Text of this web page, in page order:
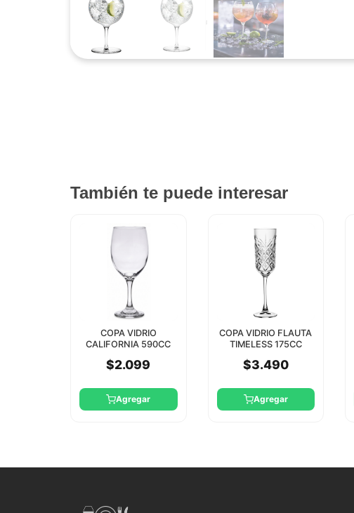
También te puede interesar
COPA VIDRIO
CALIFORNIA 590CC
$2.099
Agregar
COPA VIDRIO FLAUTA
TIMELESS 175CC
$3.490
Agregar